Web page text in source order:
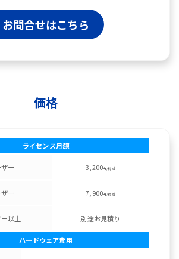
お問合せはこちら
価格
ライセンス月額
ー 3,200円/税別
ー 7,900円/税別
以上 別途お見積り
ハードウェア費用